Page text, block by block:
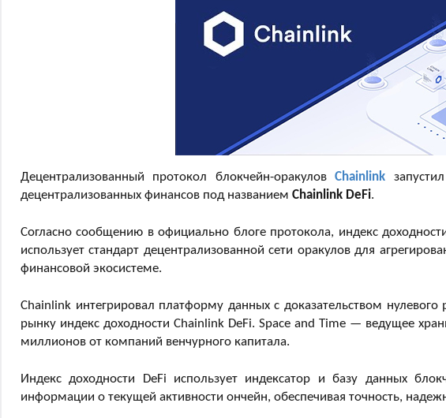
Децентрализованный протокол блокчейн-оракуловChainlink
децентрализованных финансов под названием Chainlink DeFi.
Согласно сообщению в официально блоге протокола, индекс
использует стандарт децентрализованной сети оракулов для
финансовой экосистеме.
Chainlink интегрировал платформу данных с доказательством нулевого
рынку индекс доходности Chainlink DeFi. Space and Time — ведущее
миллионов от компаний венчурного капитала.
Индекс доходности DeFi использует индексатор и базу данных
информации о текущей активности ончейн, обеспечивая точность,